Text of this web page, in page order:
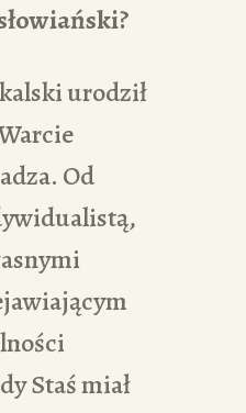
urodził
Od
Staś miał